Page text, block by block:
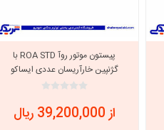
پیستون موتور روآ ROA STD با
گژنپین خارآریسان عددی ایساکو
440601703
از 39,200,000 ریال